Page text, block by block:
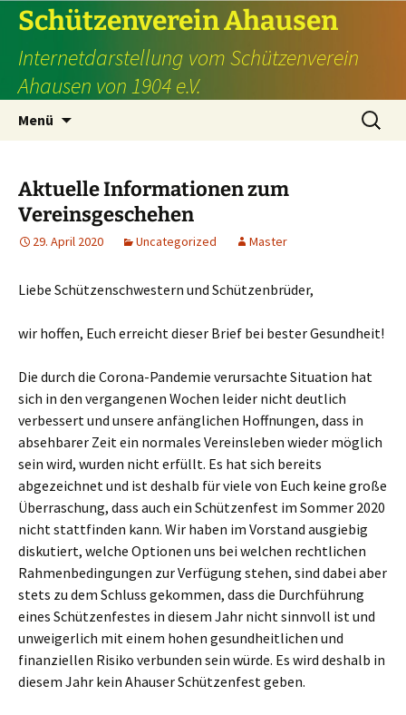
Schützenverein Ahausen
Internetdarstellung vom Schützenverein
Ahausen von 1904 e.V.
Menü
Suche
nach:
Aktuelle Informationen zum
Vereinsgeschehen
29. April 2020 Uncategorized Master
Liebe Schützenschwestern und Schützenbrüder,
wir hoffen, Euch erreicht dieser Brief bei bester Gesundheit!
Die durch die Corona-Pandemie verursachte Situation hat
sich in den vergangenen Wochen leider nicht deutlich
verbessert und unsere anfänglichen Hoffnungen, dass in
absehbarer Zeit ein normales Vereinsleben wieder möglich
sein wird, wurden nicht erfüllt. Es hat sich bereits
abgezeichnet und ist deshalb für viele von Euch keine große
Überraschung, dass auch ein Schützenfest im Sommer 2020
nicht stattfinden kann. Wir haben im Vorstand ausgiebig
diskutiert, welche Optionen uns bei welchen rechtlichen
Rahmenbedingungen zur Verfügung stehen, sind dabei aber
stets zu dem Schluss gekommen, dass die Durchführung
eines Schützenfestes in diesem Jahr nicht sinnvoll ist und
unweigerlich mit einem hohen gesundheitlichen und
finanziellen Risiko verbunden sein würde. Es wird deshalb in
diesem Jahr kein Ahauser Schützenfest geben.